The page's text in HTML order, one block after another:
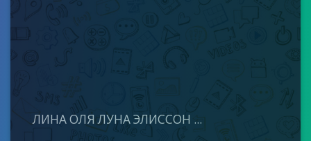
ЛИНА ОЛЯ ЛУНА ЭЛИССОН ...